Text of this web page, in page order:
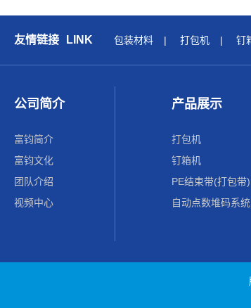
友情链接 LINK 包装材料 | 打包机 | 钉
公司简介
富钧简介
富钧文化
团队介绍
视频中心
产品展示
打包机
钉箱机
PE结束带(打包带)
自动点数堆码系统